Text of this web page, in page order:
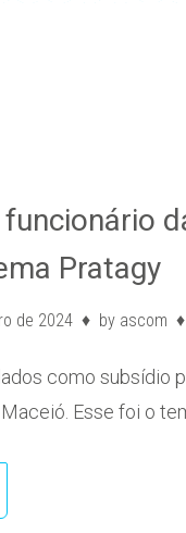
funcionário
Pratagy
de 2024 by ascom
como subsídio
Esse foi o